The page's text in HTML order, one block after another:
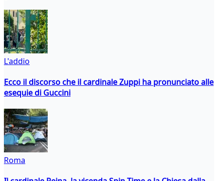
L'addio
Ecco il discorso che il cardinale Zuppi ha pronunciato alle
esequie di Guccini
Roma